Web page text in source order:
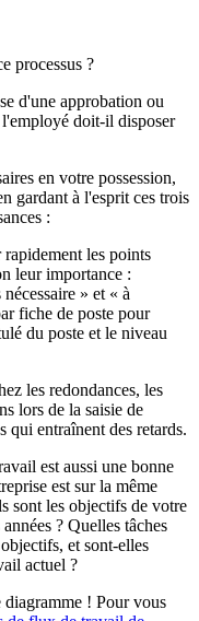
processus ?
d'une approbation ou
doit-il disposer
en votre possession,
gardant à l'esprit ces trois
:
les points
leur importance :
» et « à
fiche de poste pour
du poste et le niveau
les redondances, les
lors de la saisie de
qui entraînent des retards.
est aussi une bonne
est sur la même
sont les objectifs de votre
? Quelles tâches
et sont-elles
actuel ?
diagramme ! Pour vous